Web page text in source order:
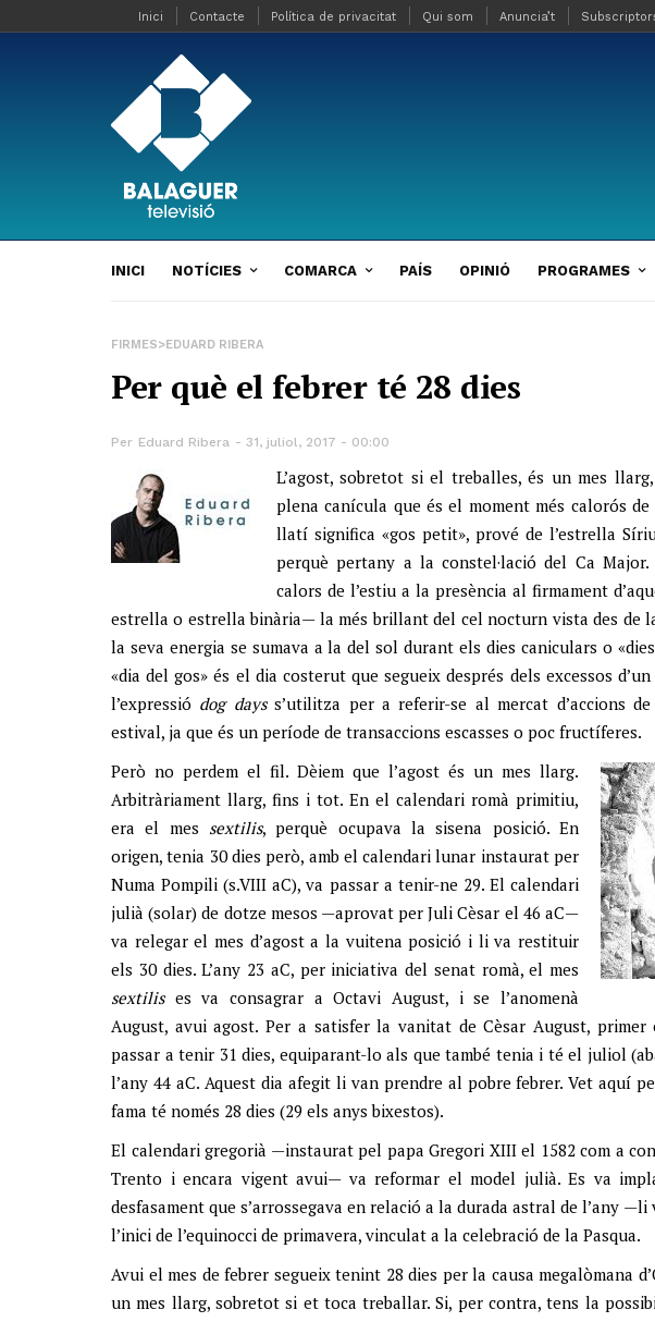
Inici Contacte Política de privacitat Qui som Anuncia’t
INICI NOTÍCIES COMARCA PAÍS OPINIÓ PROGRAMES
FIRMES>EDUARD RIBERA
Per què el febrer té 28 dies
Per Eduard Ribera 31, juliol, 2017 - 00:00
L’agost, sobretot si el treballes, és un mes
plena canícula que és el moment més calorós de
llatí significa «gos petit», prové de l’estrella
perquè pertany a la constel·lació del Ca Major.
calors de l’estiu a la presència al firmament
estrella o estrella binària— la més brillant del cel nocturn vista des de
la seva energia se sumava a la del sol durant els dies caniculars o
«dia del gos» és el dia costerut que segueix després dels excessos
l’expressió dog dayss’utilitza per a referir-se al mercat d’accions
estival, ja que és un període de transaccions escasses o poc fructíferes.
Però no perdem el fil. Dèiem que l’agost és un mes llarg.
Arbitràriament llarg, fins i tot. En el calendari romà primitiu,
era el mes sextilis, perquè ocupava la sisena posició. En
origen, tenia 30 dies però, amb el calendari lunar instaurat per
Numa Pompili (s.VIII aC), va passar a tenir-ne 29. El calendari
julià (solar) de dotze mesos —aprovat per Juli Cèsar el 46 aC—
va relegar el mes d’agost a la vuitena posició i li va restituir
els 30 dies. L’any 23 aC, per iniciativa del senat romà, el mes
sextilises va consagrar a Octavi August, i se l’anomenà
August, avui agost. Per a satisfer la vanitat de Cèsar August, primer
passar a tenir 31 dies, equiparant-lo als que també tenia i té el juliol
l’any 44 aC. Aquest dia afegit li van prendre al pobre febrer. Vet aquí
fama té només 28 dies (29 els anys bixestos).
El calendari gregorià —instaurat pel papa Gregori XIII el 1582 com a
Trento i encara vigent avui— va reformar el model julià. Es va
desfasament que s’arrossegava en relació a la durada astral de l’any
l’inici de l’equinocci de primavera, vinculat a la celebració de la Pasqua.
Avui el mes de febrer segueix tenint 28 dies per la causa megalòmana
un mes llarg, sobretot si et toca treballar. Si, per contra, tens la